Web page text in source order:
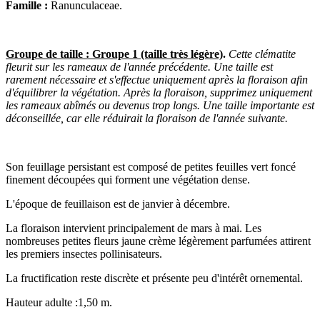
Famille : Ranunculaceae.
Groupe de taille : Groupe 1 (taille très légère). Cette clématite
fleurit sur les rameaux de l'année précédente. Une taille est
rarement nécessaire et s'effectue uniquement après la floraison afin
d'équilibrer la végétation. Après la floraison, supprimez uniquement
les rameaux abîmés ou devenus trop longs. Une taille importante est
déconseillée, car elle réduirait la floraison de l'année suivante.
Son feuillage persistant est composé de petites feuilles vert foncé
finement découpées qui forment une végétation dense.
L'époque de feuillaison est de janvier à décembre.
La floraison intervient principalement de mars à mai. Les
nombreuses petites fleurs jaune crème légèrement parfumées attirent
les premiers insectes pollinisateurs.
La fructification reste discrète et présente peu d'intérêt ornemental.
Hauteur adulte :1,50 m.